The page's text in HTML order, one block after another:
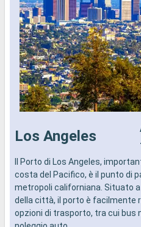
Los Angeles
Il Porto di Los Angeles,
costa del Pacifico, è il punto di
metropoli californiana. Situato
della città, il porto è facilmente
opzioni di trasporto, tra cui bus